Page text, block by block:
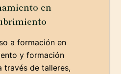
en
a formación en
y formación
través de talleres,